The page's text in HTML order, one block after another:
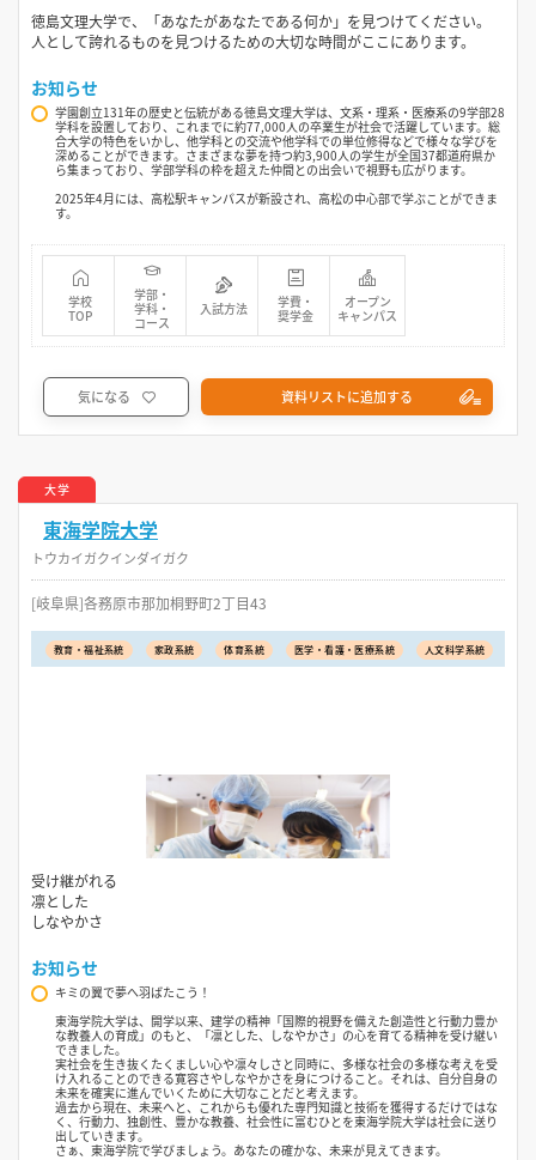
徳島文理大学で、「あなたがあなたである何か」を見つけてください。
人として誇れるものを見つけるための大切な時間がここにあります。
お知らせ
学園創立131年の歴史と伝統がある徳島文理大学は、文系・理系・医療系の9学部28
学科を設置しており、これまでに約77,000人の卒業生が社会で活躍しています。総
合大学の特色をいかし、他学科との交流や他学科での単位修得などで様々な学びを
深めることができます。さまざまな夢を持つ約3,900人の学生が全国37都道府県か
ら集まっており、学部学科の枠を超えた仲間との出会いで視野も広がります。
2025年4月には、高松駅キャンパスが新設され、高松の中心部で学ぶことができま
す。
学校
TOP
学部・
学科・
コース
入試方法
学費・
奨学金
オープン
キャンパス
気になる 資料リストに追加する
大学
東海学院大学
トウカイガクインダイガク
[岐阜県]各務原市那加桐野町2丁目43
教育・福祉系統 家政系統 体育系統 医学・看護・医療系統 人文科学系統
受け継がれる
凛とした
しなやかさ
お知らせ
キミの翼で夢へ羽ばたこう！
東海学院大学は、開学以来、建学の精神「国際的視野を備えた創造性と行動力豊か
な教養人の育成」のもと、「凛とした、しなやかさ」の心を育てる精神を受け継い
できました。
実社会を生き抜くたくましい心や凛々しさと同時に、多様な社会の多様な考えを受
け入れることのできる寛容さやしなやかさを身につけること。それは、自分自身の
未来を確実に進んでいくために大切なことだと考えます。
過去から現在、未来へと、これからも優れた専門知識と技術を獲得するだけではな
く、行動力、独創性、豊かな教養、社会性に富むひとを東海学院大学は社会に送り
出していきます。
さぁ、東海学院で学びましょう。あなたの確かな、未来が見えてきます。